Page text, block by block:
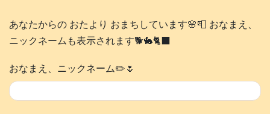
あなたからの おたより おまちしています🌸📮 おなまえ、
ニックネームも表示されます🐕️🐇🐈‍⬛
おなまえ、ニックネーム✏️🌷